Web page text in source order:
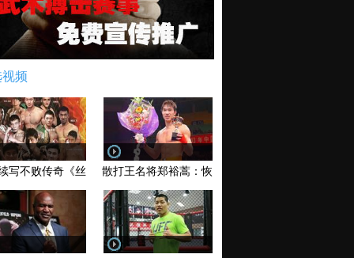
频
写不败传奇《丝路英雄》太原站全场视频
散打王名将郑裕蒿：恢复训练 有望回归擂台